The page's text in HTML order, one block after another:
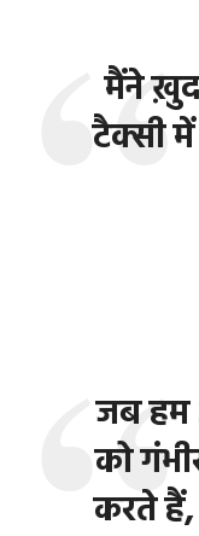
मैंने
टैक्सी
जब
को
करते